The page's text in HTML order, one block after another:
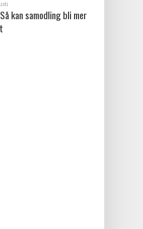
kan samodling bli mer